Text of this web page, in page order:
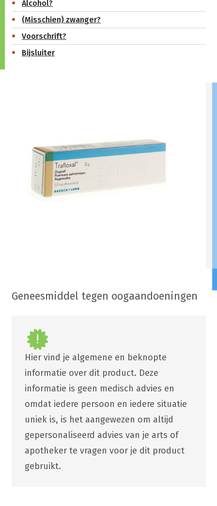
Alcohol?
(Misschien) zwanger?
Voorschrift?
Bijsluiter
Geneesmiddel tegen oogaandoeningen
Hier vind je algemene en beknopte
informatie over dit product. Deze
informatie is geen medisch advies en
omdat iedere persoon en iedere situatie
uniek is, is het aangewezen om altijd
gepersonaliseerd advies van je arts of
apotheker te vragen voor je dit product
gebruikt.